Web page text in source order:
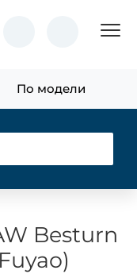
По модели
Besturn